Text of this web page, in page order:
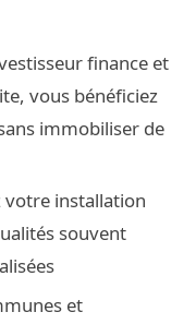
finance et
vous bénéficiez
immobiliser de
votre installation
souvent
et